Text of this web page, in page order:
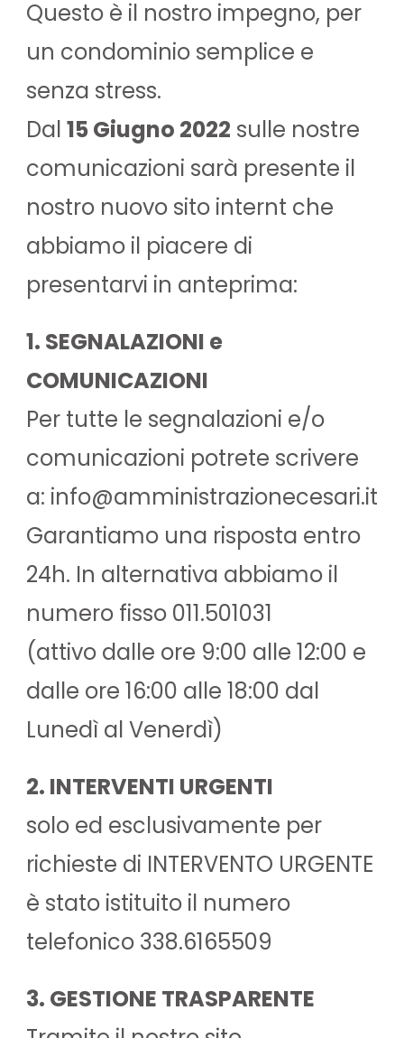
Questo è il nostro impegno, per
un condominio semplice e
senza stress.
Dal 15 Giugno 2022 sulle nostre
comunicazioni sarà presente il
nostro nuovo sito internt che
abbiamo il piacere di
presentarvi in anteprima:
1. SEGNALAZIONI e
COMUNICAZIONI
Per tutte le segnalazioni e/o
comunicazioni potrete scrivere
a: info@amministrazionecesari.it
Garantiamo una risposta entro
24h. In alternativa abbiamo il
numero fisso 011.501031
(attivo dalle ore 9:00 alle 12:00 e
dalle ore 16:00 alle 18:00 dal
Lunedì al Venerdì)
2. INTERVENTI URGENTI
solo ed esclusivamente per
richieste di INTERVENTO URGENTE
è stato istituito il numero
telefonico 338.6165509
3. GESTIONE TRASPARENTE